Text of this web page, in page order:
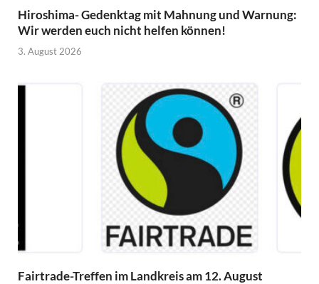
Hiroshima- Gedenktag mit Mahnung und Warnung:
Wir werden euch nicht helfen können!
3. August 2026
Fairtrade-Treffen im Landkreis am 12. August